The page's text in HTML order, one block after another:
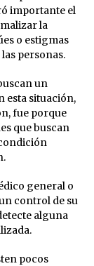
importante el
la
o estigmas
personas.
un
esta situación,
fue porque
que buscan
general o
control de su
alguna
pocos